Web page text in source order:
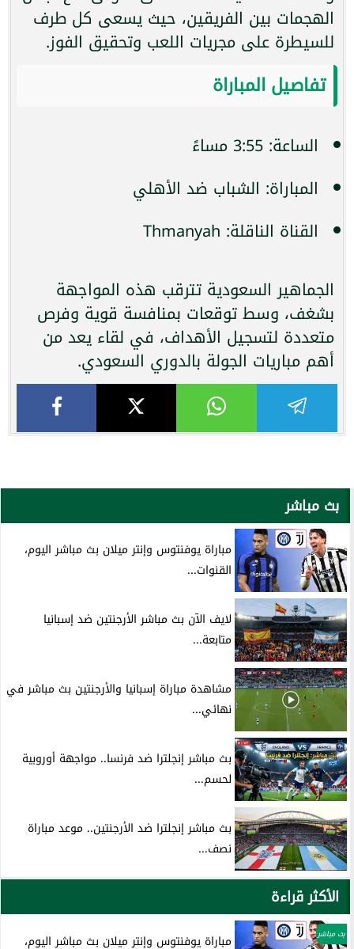
الهجمات بين الفريقين، حيث يسعى كل طرف
للسيطرة على مجريات اللعب وتحقيق الفوز.
تفاصيل المباراة
الساعة: 3:55 مساءً
المباراة: الشباب ضد الأهلي
القناة الناقلة: Thmanyah
الجماهير السعودية تترقب هذه المواجهة
بشغف، وسط توقعات بمنافسة قوية وفرص
متعددة لتسجيل الأهداف، في لقاء يعد من
أهم مباريات الجولة بالدوري السعودي.
بث مباشر
مباراة يوفنتوس وإنتر ميلان بث مباشر اليوم،
القنوات...
لايف الآن بث مباشر الأرجنتين ضد إسبانيا
متابعة...
مشاهدة مباراة إسبانيا والأرجنتين بث مباشر في
نهائي...
بث مباشر إنجلترا ضد فرنسا.. مواجهة أوروبية
لحسم...
بث مباشر إنجلترا ضد الأرجنتين.. موعد مباراة
نصف...
الأكثر قراءة
بث مباشر
مباراة يوفنتوس وإنتر ميلان بث مباشر اليوم،